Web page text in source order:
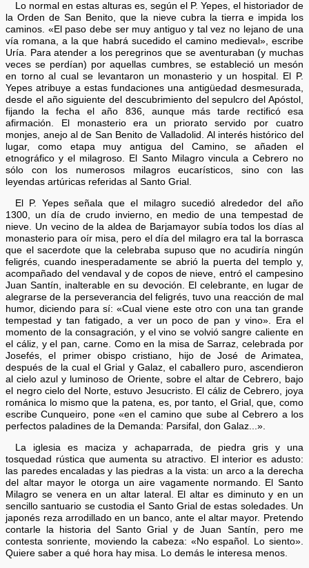
Lo normal en estas alturas es, según el P. Yepes, el historiador de
la Orden de San Benito, que la nieve cubra la tierra e impida los
caminos. «El paso debe ser muy antiguo y tal vez no lejano de una
vía romana, a la que habrá sucedido el camino medieval», escribe
Uría. Para atender a los peregrinos que se aventuraban (y muchas
veces se perdían) por aquellas cumbres, se estableció un mesón
en torno al cual se levantaron un monasterio y un hospital. El P.
Yepes atribuye a estas fundaciones una antigüedad desmesurada,
desde el año siguiente del descubrimiento del sepulcro del Apóstol,
fijando la fecha el año 836, aunque más tarde rectificó esa
afirmación. El monasterio era un priorato servido por cuatro
monjes, anejo al de San Benito de Valladolid. Al interés histórico del
lugar, como etapa muy antigua del Camino, se añaden el
etnográfico y el milagroso. El Santo Milagro vincula a Cebrero no
sólo con los numerosos milagros eucarísticos, sino con las
leyendas artúricas referidas al Santo Grial.
El P. Yepes señala que el milagro sucedió alrededor del año
1300, un día de crudo invierno, en medio de una tempestad de
nieve. Un vecino de la aldea de Barjamayor subía todos los días al
monasterio para oír misa, pero el día del milagro era tal la borrasca
que el sacerdote que la celebraba supuso que no acudiría ningún
feligrés, cuando inesperadamente se abrió la puerta del templo y,
acompañado del vendaval y de copos de nieve, entró el campesino
Juan Santín, inalterable en su devoción. El celebrante, en lugar de
alegrarse de la perseverancia del feligrés, tuvo una reacción de mal
humor, diciendo para sí: «Cual viene este otro con una tan grande
tempestad y tan fatigado, a ver un poco de pan y vino». Era el
momento de la consagración, y el vino se volvió sangre caliente en
el cáliz, y el pan, carne. Como en la misa de Sarraz, celebrada por
Josefés, el primer obispo cristiano, hijo de José de Arimatea,
después de la cual el Grial y Galaz, el caballero puro, ascendieron
al cielo azul y luminoso de Oriente, sobre el altar de Cebrero, bajo
el negro cielo del Norte, estuvo Jesucristo. El cáliz de Cebrero, joya
románica lo mismo que la patena, es, por tanto, el Grial, que, como
escribe Cunqueiro, pone «en el camino que sube al Cebrero a los
perfectos paladines de la Demanda: Parsifal, don Galaz...».
La iglesia es maciza y achaparrada, de piedra gris y una
tosquedad rústica que aumenta su atractivo. El interior es adusto:
las paredes encaladas y las piedras a la vista: un arco a la derecha
del altar mayor le otorga un aire vagamente normando. El Santo
Milagro se venera en un altar lateral. El altar es diminuto y en un
sencillo santuario se custodia el Santo Grial de estas soledades. Un
japonés reza arrodillado en un banco, ante el altar mayor. Pretendo
contarle la historia del Santo Grial y de Juan Santín, pero me
contesta sonriente, moviendo la cabeza: «No español. Lo siento».
Quiere saber a qué hora hay misa. Lo demás le interesa menos.